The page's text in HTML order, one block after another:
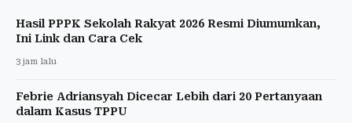
Hasil PPPK Sekolah Rakyat 2026 Resmi Diumumkan,
Ini Link dan Cara Cek
3 jam lalu
Febrie Adriansyah Dicecar Lebih dari 20 Pertanyaan
dalam Kasus TPPU